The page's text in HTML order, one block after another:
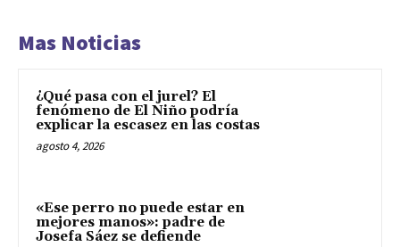
Mas Noticias
¿Qué pasa con el jurel? El
fenómeno de El Niño podría
explicar la escasez en las costas
agosto 4, 2026
«Ese perro no puede estar en
mejores manos»: padre de
Josefa Sáez se defiende